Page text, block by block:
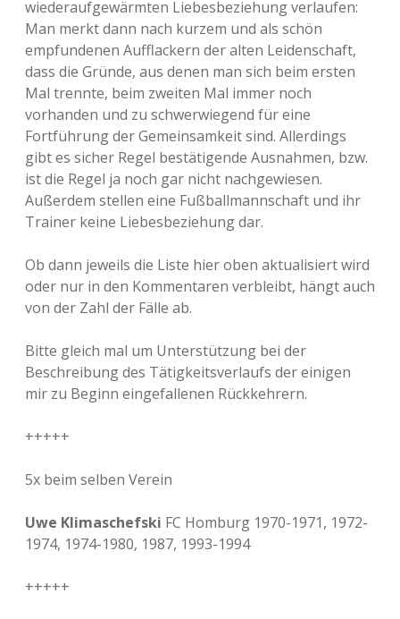
wiederaufgewärmten Liebesbeziehung verlaufen:
Man merkt dann nach kurzem und als schön
empfundenen Aufflackern der alten Leidenschaft,
dass die Gründe, aus denen man sich beim ersten
Mal trennte, beim zweiten Mal immer noch
vorhanden und zu schwerwiegend für eine
Fortführung der Gemeinsamkeit sind. Allerdings
gibt es sicher Regel bestätigende Ausnahmen, bzw.
ist die Regel ja noch gar nicht nachgewiesen.
Außerdem stellen eine Fußballmannschaft und ihr
Trainer keine Liebesbeziehung dar.
Ob dann jeweils die Liste hier oben aktualisiert wird
oder nur in den Kommentaren verbleibt, hängt auch
von der Zahl der Fälle ab.
Bitte gleich mal um Unterstützung bei der
Beschreibung des Tätigkeitsverlaufs der einigen
mir zu Beginn eingefallenen Rückkehrern.
+++++
5x beim selben Verein
Uwe Klimaschefski FC Homburg 1970-1971, 1972-
1974, 1974-1980, 1987, 1993-1994
+++++